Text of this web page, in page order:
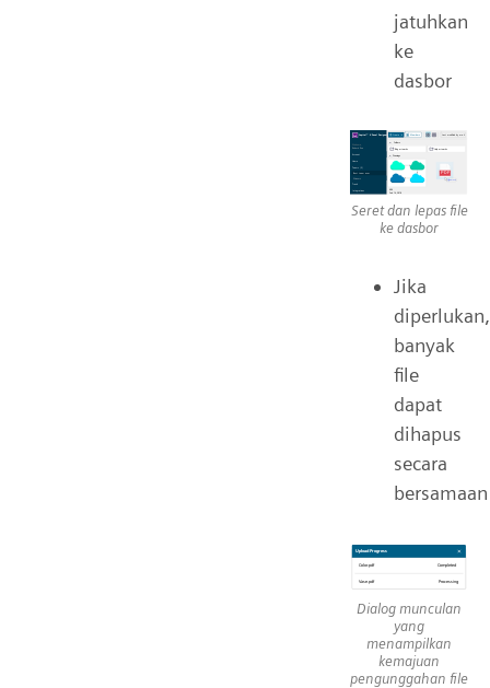
jatuhkan
ke
dasbor
Seret dan lepas file
ke dasbor
Jika
diperlukan,
banyak
file
dapat
dihapus
secara
bersamaan
Dialog munculan
yang
menampilkan
kemajuan
pengunggahan file